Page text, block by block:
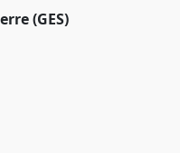
(GES)